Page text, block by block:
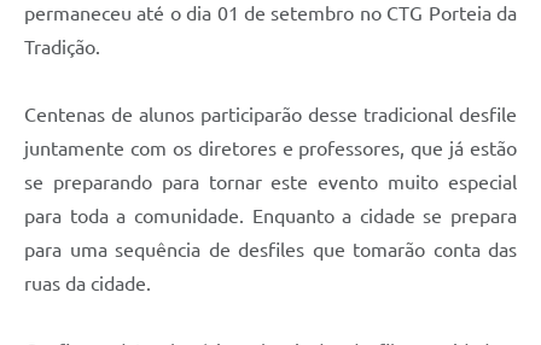
permaneceu até o dia 01 de setembro no CTG Porteia da
Tradição.
Centenas de alunos participarão desse tradicional desfile
juntamente com os diretores e professores, que já estão
se preparando para tornar este evento muito especial
para toda a comunidade. Enquanto a cidade se prepara
para uma sequência de desfiles que tomarão conta das
ruas da cidade.